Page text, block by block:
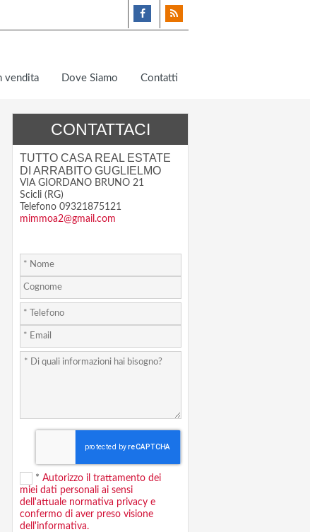
vendita Dove Siamo Contatti
CONTATTACI
TUTTO CASA REAL ESTATE
DI ARRABITO GUGLIELMO
VIA GIORDANO BRUNO 21
Scicli (RG)
Telefono 09321875121
mimmoa2@gmail.com
* Autorizzo il trattamento dei
miei dati personali ai sensi
dell'attuale normativa privacy e
confermo di aver preso visione
dell'informativa.